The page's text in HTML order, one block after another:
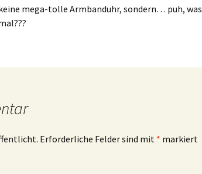
mega-tolle Armbanduhr, sondern… puh, was
Erforderliche Felder sind mit * markiert